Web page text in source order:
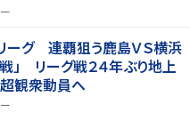
ーグ 連覇狙う鹿島ＶＳ横浜
」 リーグ戦２４年ぶり地上
観衆動員へ